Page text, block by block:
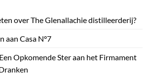
over The Glenallachie distilleerderij?
aan Casa N°7
Opkomende Ster aan het Firmament